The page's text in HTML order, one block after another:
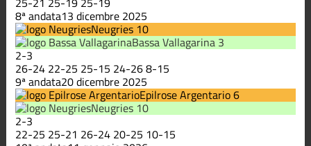
8ª andata13 dicembre 2025
Neugries 10
Bassa Vallagarina 3
2-3
26-24 22-25 25-15 24-268-15
9ª andata20 dicembre 2025
Epilrose Argentario6
Neugries 10
2-3
22-25 25-21 26-24 20-25 10-15